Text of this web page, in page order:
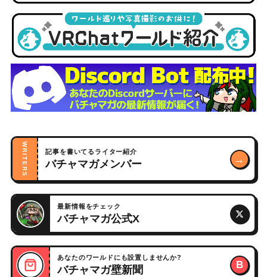
WRITERS 記事を書いてるライター紹介
バチャマガメンバー →
最新情報をチェック
バチャマガ公式X
あなたのワールドにも設置しませんか?
バチャマガ壁新聞 B